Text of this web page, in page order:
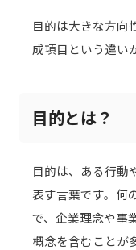
目的は大きな方向
成項目という違い
目的とは？
目的は、ある行動
表す言葉です。何
で、企業理念や事
概念を含むことが